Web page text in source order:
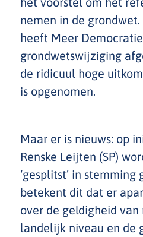
nemen in de
heeft Meer
grondwetswijziging
de ridicuul hoge
is opgenomen.
Maar er is nieuws: op
Renske Leijten (SP)
‘gesplitst’ in
betekent dit dat er
over de geldigheid
landelijk niveau en de